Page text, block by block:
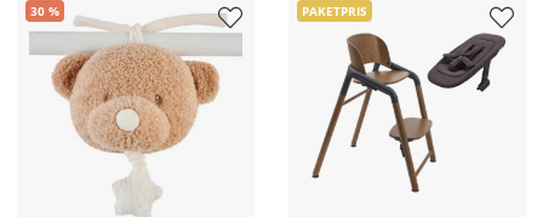
30 PAKETPRIS